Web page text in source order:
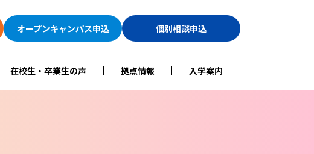
在校生・卒業生の声 拠点情報 入学案内
オープンキャンパス申込 個別相談申込